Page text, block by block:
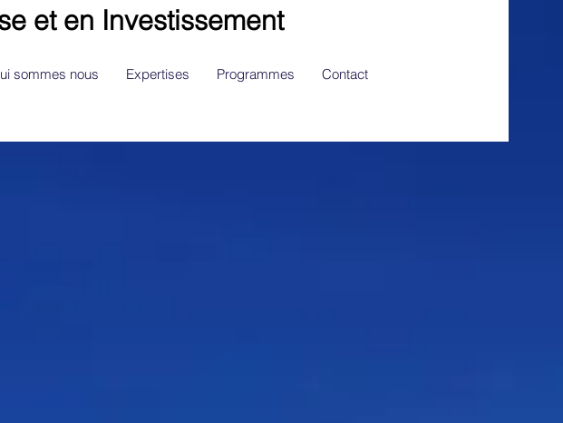
sommes nous Expertises Programmes Contact
et en Investissement